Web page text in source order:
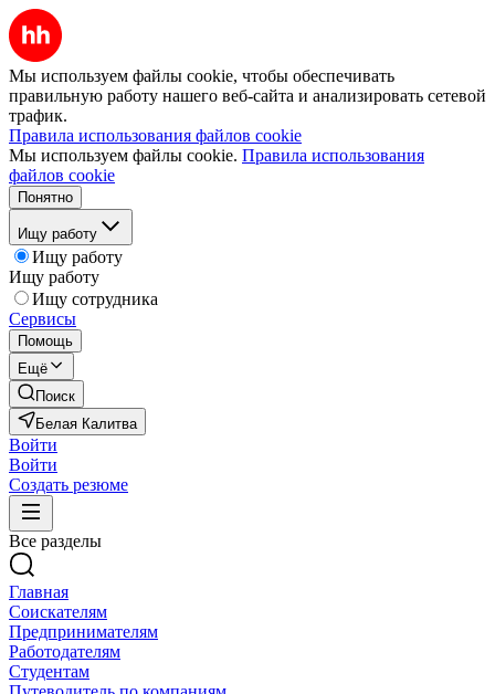
Мы используем файлы cookie, чтобы обеспечивать
правильную работу нашего веб-сайта и анализировать сетевой
трафик.
Правила использования файлов cookie
Мы используем файлы cookie. Правила использования
файлов cookie
Понятно
Ищу работу
Ищу работу
Ищу работу
Ищу сотрудника
Сервисы
Помощь
Ещё
Поиск
Белая Калитва
Войти
Войти
Создать резюме
Все разделы
Главная
Соискателям
Предпринимателям
Работодателям
Студентам